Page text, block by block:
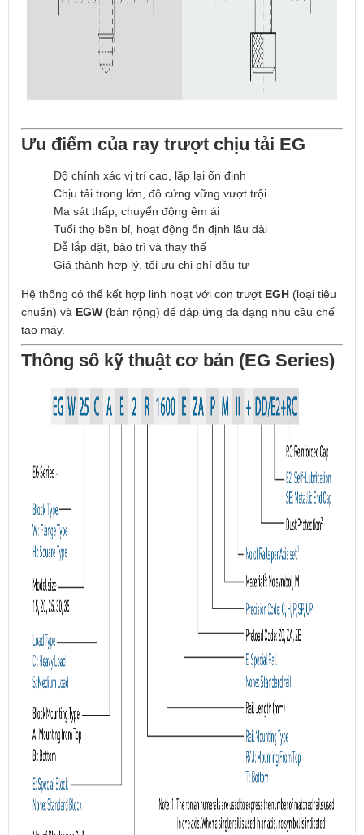
Ưu điểm của ray trượt chịu tải EG
Độ chính xác vị trí cao, lặp lại ổn định
Chịu tải trọng lớn, độ cứng vững vượt trội
Ma sát thấp, chuyển động êm ái
Tuổi thọ bền bỉ, hoạt động ổn định lâu dài
Dễ lắp đặt, bảo trì và thay thế
Giá thành hợp lý, tối ưu chi phí đầu tư
Hệ thống có thể kết hợp linh hoạt với con trượt EGH (loại tiêu
chuẩn) và EGW (bản rộng) để đáp ứng đa dạng nhu cầu chế
tạo máy.
Thông số kỹ thuật cơ bản (EG Series)